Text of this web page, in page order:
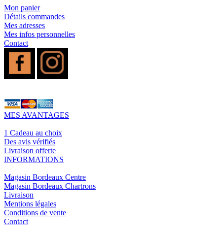
Mon panier
Détails commandes
Mes adresses
Mes infos personnelles
Contact
MES AVANTAGES
1 Cadeau au choix
Des avis vérifiés
Livraison offerte
INFORMATIONS
Magasin Bordeaux Centre
Magasin Bordeaux Chartrons
Livraison
Mentions légales
Conditions de vente
Contact